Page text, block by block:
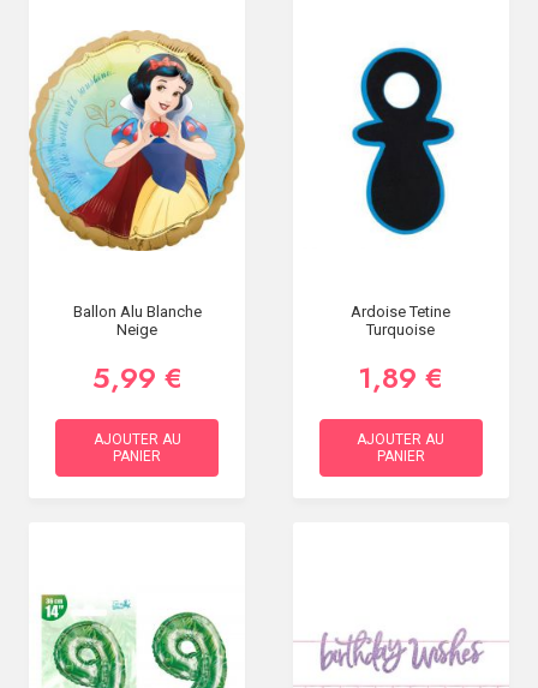
Ballon Alu Blanche
Neige
5,99 €
AJOUTER AU
PANIER
Ardoise Tetine
Turquoise
1,89 €
AJOUTER AU
PANIER